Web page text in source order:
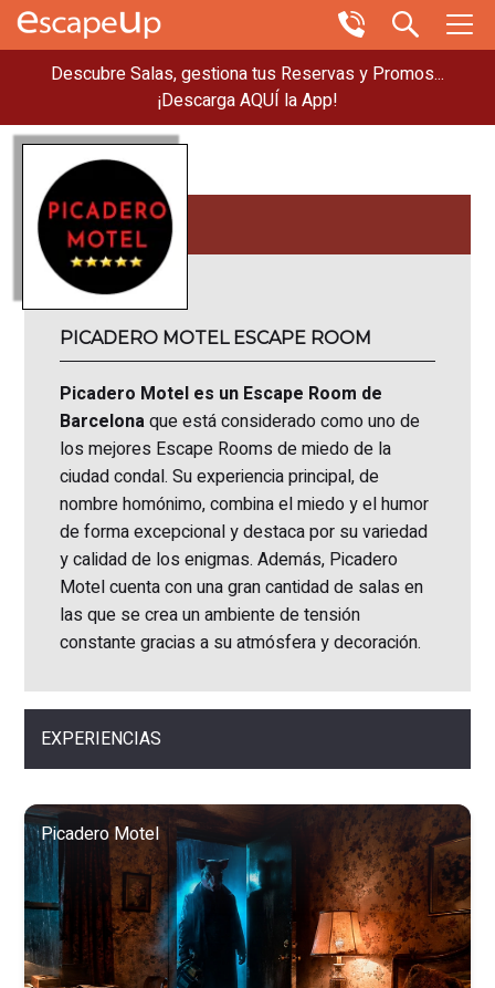
Descubre Salas, gestiona tus Reservas y Promos...
¡Descarga AQUÍ la App!
PICADERO MOTEL ESCAPE ROOM
Picadero Motel es un Escape Room de
Barcelonaque está considerado como uno de
los mejores Escape Rooms de miedo de la
ciudad condal. Su experiencia principal, de
nombre homónimo, combina el miedo y el humor
de forma excepcional y destaca por su variedad
y calidad de los enigmas. Además, Picadero
Motel cuenta con una gran cantidad de salas en
las que se crea un ambiente de tensión
constante gracias a su atmósfera y decoración.
EXPERIENCIAS
Picadero Motel